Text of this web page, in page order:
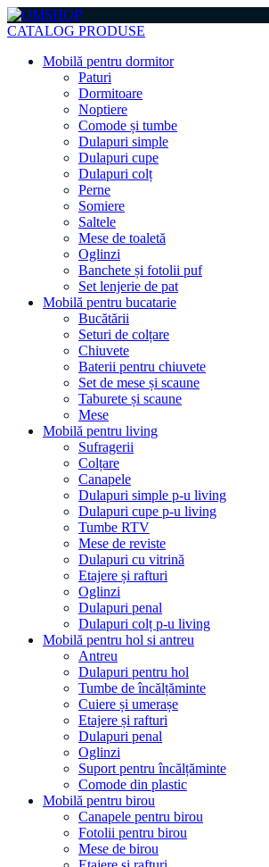
CATALOG PRODUSE
Mobilă pentru dormitor
Paturi
Dormitoare
Noptiere
Comode și tumbe
Dulapuri simple
Dulapuri cupe
Dulapuri colț
Perne
Somiere
Saltele
Mese de toaletă
Oglinzi
Banchete și fotolii puf
Set lenjerie de pat
Mobilă pentru bucatarie
Bucătării
Seturi de colțare
Chiuvete
Baterii pentru chiuvete
Set de mese și scaune
Taburete și scaune
Mese
Mobilă pentru living
Sufragerii
Colțare
Canapele
Dulapuri simple p-u living
Dulapuri cupe p-u living
Tumbe RTV
Mese de reviste
Dulapuri cu vitrină
Etajere și rafturi
Oglinzi
Dulapuri penal
Dulapuri colț p-u living
Mobilă pentru hol si antreu
Antreu
Dulapuri pentru hol
Tumbe de încălțăminte
Cuiere și umerașe
Etajere și rafturi
Dulapuri penal
Oglinzi
Suport pentru încălțăminte
Comode din plastic
Mobilă pentru birou
Canapele pentru birou
Fotolii pentru birou
Mese de birou